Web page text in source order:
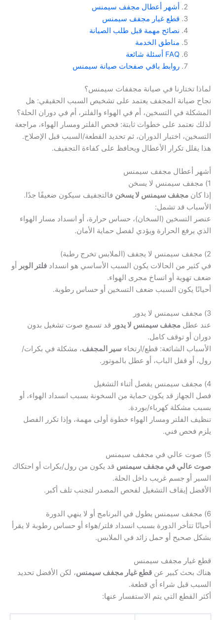
أشهر أعطال مجفف سيمنس
قطع غيار مجفف سيمنس
نصائح مهمة قبل طلب الصيانة
مناطق الخدمة
FAQ أسئلة شائعة
روابط باقي صفحات صيانة سيمنس
لماذا تختارنا في صيانة مجففات سيمنس؟
نجاح صيانة المجفف يعتمد على تشخيص السبب الحقيقي: هل
المشكلة في التسخين، أم في الهواء والفلتر، أم في دوران الحلة؟
لذلك نعتمد على خطوات ثابتة: فحص الفلتر ومسار الهواء، مراجعة
التسخين، اختبار الدوران، ثم تحديد القطعة/السبب قبل الإصلاح.
هذا يقلل تكرار الأعطال ويحافظ على كفاءة التجفيف.
أشهر أعطال مجفف سيمنس
1) مجفف سيمنس لا يسخن
إذا كان مجفف سيمنس لا يسخن فالتجفيف سيكون ضعيفًا جدًا.
الأسباب قد تشمل:
عنصر التسخين (السخان)، حساس حرارة، أو انسداد مسار الهواء
الذي يرفع الحرارة ويؤدي لفصل حماية الأمان.
2) مجفف سيمنس لا يجفف (الملابس تخرج رطبة)
في كثير من الحالات يكون السبب الأساسي هو انسداد فلتر الوبر
أو
ضعف تهوية أو اتساخ مجرى الهواء.
أحيانًا يكون السبب ضعف التسخين أو حساس رطوبة.
3) مجفف سيمنس لا يدور
عند عطل مجفف سيمنس لا يدور قد تسمع صوت تشغيل بدون
دوران أو توقف كامل.
الأسباب الشائعة: قطع/ارتخاء سير المجفف، مشكلة في بكرات/
رول، أو قفل الباب، أو عطل بالموتور.
4) مجفف سيمنس يفصل أثناء التشغيل
فصل الجهاز قد يكون حماية من السخونة بسبب انسداد الهواء، أو
بسبب مشكلة كهرباء/بوردة.
تنظيف الفلتر ومسار الهواء خطوة أولى مهمة، وإذا تكرر الفصل
يلزم فحص فني.
5) صوت عالي في مجفف سيمنس
صوت عالي في مجفف سيمنس قد يكون من رول/بكرات أو احتكاك
السير أو جسم غريب داخل الحلة.
الأفضل إيقاف التشغيل لفحص المصدر لتجنب تلف أكبر.
6) مجفف سيمنس يطول في البرنامج أو لا ينهي الدورة
أحيانًا تتأخر الدورة بسبب انسداد فلتر/هواء أو حساس رطوبة لا يقرأ
بشكل صحيح أو حمل زائد في الملابس.
قطع غيار مجفف سيمنس
هناك بحث كبير عن قطع غيار مجفف سيمنس، لكن الأفضل تحديد
السبب قبل شراء أي قطعة.
أكثر القطع التي يتم الاستفسار عنها: